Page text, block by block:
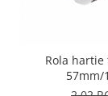
Rola hartie
57mm/